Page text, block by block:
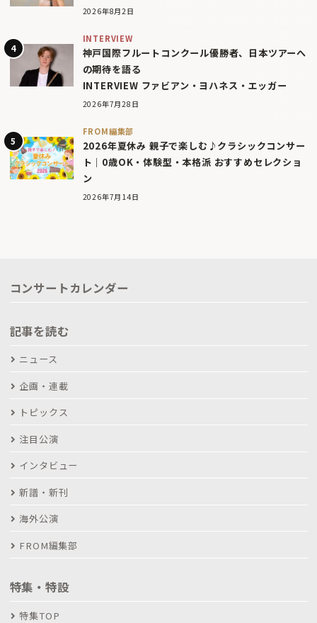
2026年8月2日
INTERVIEW
神戸国際フルートコンクール優勝者、日本ツアーへ
の期待を語る
INTERVIEW ファビアン・ヨハネス・エッガー
2026年7月28日
FROM編集部
2026年夏休み 親子で楽しむ♪クラシックコンサー
ト｜0歳OK・体験型・本格派 おすすめセレクショ
ン
2026年7月14日
コンサートカレンダー
記事を読む
ニュース
企画・連載
トピックス
注目公演
インタビュー
新譜・新刊
海外公演
FROM編集部
特集・特設
特集TOP